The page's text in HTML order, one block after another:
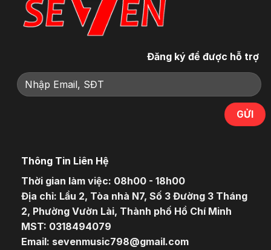
Đăng ký để được hỗ trợ
Thông Tin Liên Hệ
Thời gian làm việc: 08h00 - 18h00
Địa chỉ: Lầu 2, Tòa nhà N7, Số 3 Đường 3 Tháng
2, Phường Vườn Lài, Thành phố Hồ Chí Minh
MST: 0318494079
Email: sevenmusic798@gmail.com